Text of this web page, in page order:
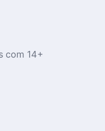
com 14+